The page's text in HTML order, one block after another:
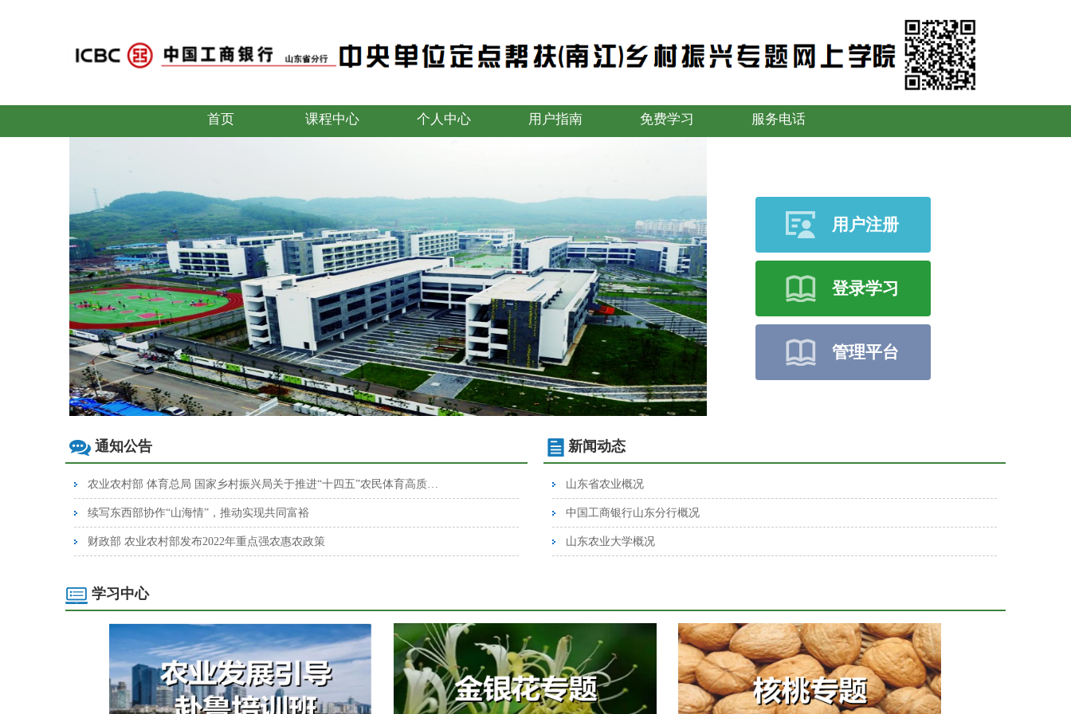
首页 课程中心 个人中心 用户指南 免费学习 服务电话
用户注册
登录学习
管理平台
通知公告
农业农村部 体育总局 国家乡村振兴局关于推进“十四五”农民体育高质量发展的指导意见
续写东西部协作“山海情”，推动实现共同富裕
财政部 农业农村部发布2022年重点强农惠农政策
新闻动态
山东省农业概况
中国工商银行山东分行概况
山东农业大学概况
学习中心